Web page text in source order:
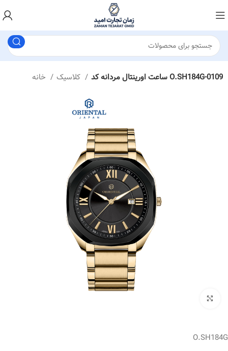
کلاسیک ساعت اورینتال مردانه کد O.SH184G-0109
O.SH184G